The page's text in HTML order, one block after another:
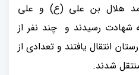
هلال بن علی (ع) و علی
شهادت رسیدند و چند نفر از
انتقال یافتند و تعدادی از
شدند.